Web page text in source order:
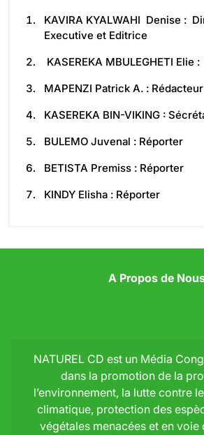
KAVIRA KYALWAHI Denise :
Executive et Editrice
KASEREKA MBULEGHETI Elie
MAPENZI Patrick A. :
KASEREKA BIN-VIKING :
BULEMO Juvenal : Réporter
BETISTA Premiss : Réporter
KINDY Elisha : Réporter
A Propos de
NATUREL CD est un Média
dans la promotion de la
l’environnement, la lutte contre
climatique, protection des
végétales menacées et en voie